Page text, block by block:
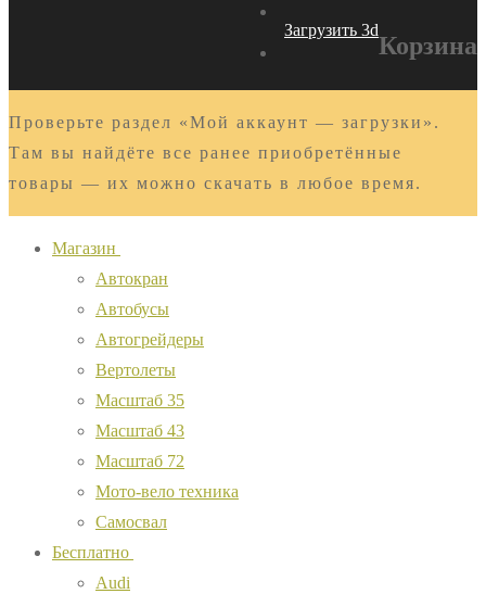
Загрузить 3d
Корзина
Проверьте раздел «Мой аккаунт — загрузки».
Там вы найдёте все ранее приобретённые
товары — их можно скачать в любое время.
Магазин
Автокран
Автобусы
Автогрейдеры
Вертолеты
Масштаб 35
Масштаб 43
Масштаб 72
Мото-вело техника
Самосвал
Бесплатно
Audi